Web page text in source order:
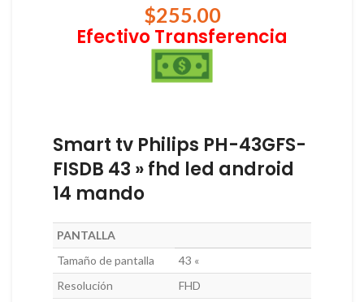
$255.00
Efectivo Transferencia
Smart tv Philips PH-43GFS-
FISDB 43 » fhd led android
14 mando
PANTALLA
Tamaño de pantalla
43 «
Resolución
FHD